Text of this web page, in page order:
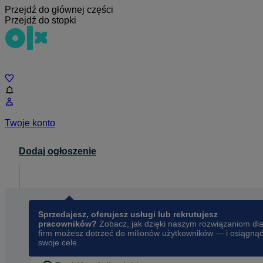
Przejdź do głównej części
Przejdź do stopki
Twoje konto
Dodaj ogłoszenie
Sprzedajesz, oferujesz usługi lub rekrutujesz
pracowników? Zobacz, jak dzięki naszym rozwiązaniom dla
firm możesz dotrzeć do milionów użytkowników — i osiągnąć
swoje cele.